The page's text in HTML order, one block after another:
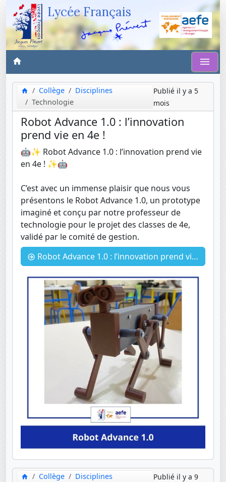
Lycée Français
Collège
Disciplines
Technologie
Publié il y a 5
mois
Robot Advance 1.0 : l’innovation
prend vie en 4e !
🤖✨ Robot Advance 1.0 : l’innovation prend vie
en 4e ! ✨🤖
C’est avec un immense plaisir que nous vous
présentons le Robot Advance 1.0, un prototype
imaginé et conçu par notre professeur de
technologie pour le projet des classes de 4e,
validé par le comité de gestion.
Robot Advance 1.0 : l’innovation prend vie en 4e !
Collège
Disciplines
Publié il y a 9